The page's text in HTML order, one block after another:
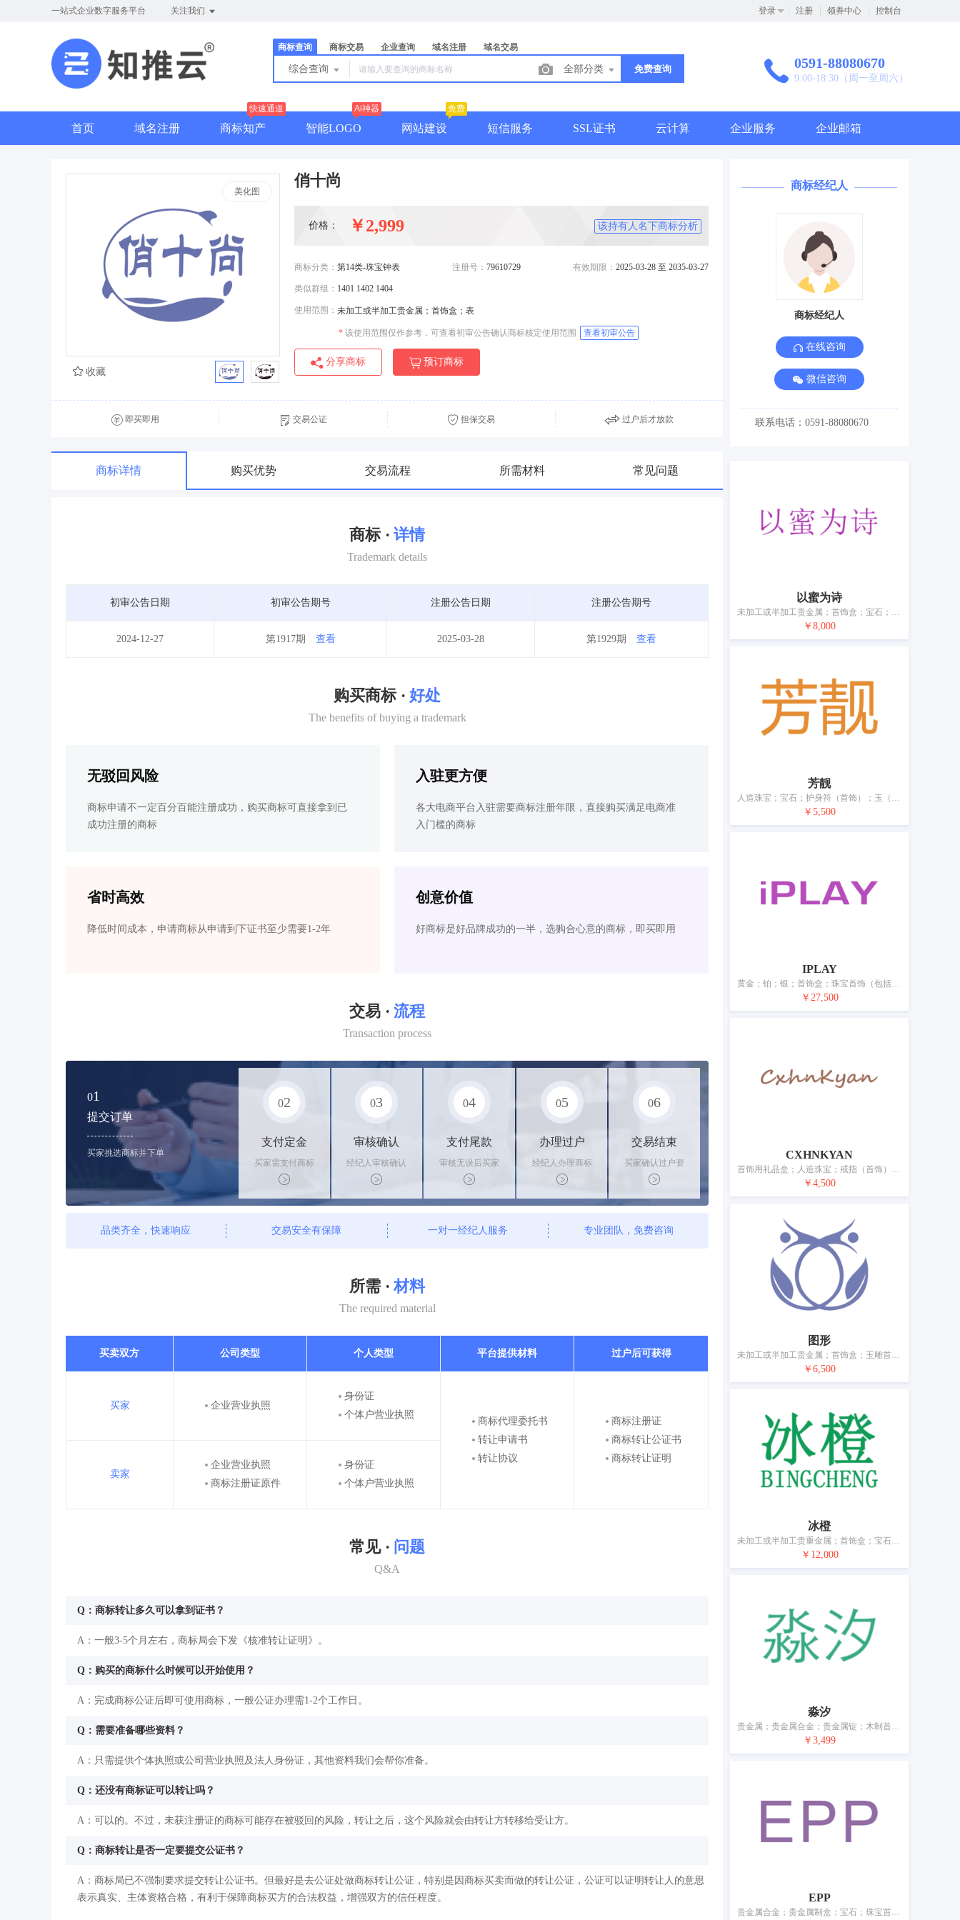
一站式企业数字服务平台 关注我们 登录 注册 领券中心 控制台
商标查询 商标交易 企业查询 域名注册 域名交易
综合查询 全部分类 免费查询 0591-88080670
9:00-18:30（周一至周六）
首页 域名注册 商标知产
快速通道
智能LOGO
Ai神器
网站建设
免费
短信服务 SSL证书 云计算 企业服务 企业邮箱
美化图
俏十尚
价格： ￥2,999 该持有人名下商标分析
商标分类： 第14类-珠宝钟表 注册号： 79610729 有效期限： 2025-03-28 至 2035-03-27
类似群组： 1401 1402 1404
使用范围： 未加工或半加工贵金属；首饰盒；表
* 该使用范围仅作参考，可查看初审公告确认商标核定使用范围 查看初审公告
分享商标
预订商标
收藏
即买即用 交易公证 担保交易 过户后才放款
商标详情 购买优势 交易流程 所需材料 常见问题
商标 · 详情
Trademark details
初审公告日期 初审公告期号 注册公告日期 注册公告期号
2024-12-27 第1917期 查看 2025-03-28 第1929期 查看
购买商标 · 好处
The benefits of buying a trademark
无驳回风险
商标申请不一定百分百能注册成功，购买商标可直接拿到已
成功注册的商标
入驻更方便
各大电商平台入驻需要商标注册年限，直接购买满足电商准
入门槛的商标
省时高效
降低时间成本，申请商标从申请到下证书至少需要1-2年
创意价值
好商标是好品牌成功的一半，选购合心意的商标，即买即用
交易 · 流程
Transaction process
01
提交订单
买家挑选商标并下单
02
支付定金
买家需支付商标
标价的10%的购
买订金
03
审核确认
经纪人审核确认
商标状态
04
支付尾款
审核无误后买家
支付尾款，卖家
办理相关手续
05
办理过户
经纪人办理商标
转让手续，交付
相关证书
06
交易结束
买家确认过户资
料后，平台解冻
资金支付卖家
品类齐全，快速响应 交易安全有保障 一对一经纪人服务 专业团队，免费咨询
所需 · 材料
The required material
买卖双方 公司类型 个人类型 平台提供材料 过户后可获得
买家 企业营业执照
身份证
个体户营业执照
商标代理委托书
转让申请书
转让协议
商标注册证
商标转让公证书
商标转让证明
卖家
企业营业执照
商标注册证原件
身份证
个体户营业执照
常见 · 问题
Q&A
Q：商标转让多久可以拿到证书？
A：一般3-5个月左右，商标局会下发《核准转让证明》。
Q：购买的商标什么时候可以开始使用？
A：完成商标公证后即可使用商标，一般公证办理需1-2个工作日。
Q：需要准备哪些资料？
A：只需提供个体执照或公司营业执照及法人身份证，其他资料我们会帮你准备。
Q：还没有商标证可以转让吗？
A：可以的。不过，未获注册证的商标可能存在被驳回的风险，转让之后，这个风险就会由转让方转移给受让方。
Q：商标转让是否一定要提交公证书？
A：商标局已不强制要求提交转让公证书。但最好是去公证处做商标转让公证，特别是因商标买卖而做的转让公证，公证可以证明转让人的意思
表示真实、主体资格合格，有利于保障商标买方的合法权益，增强双方的信任程度。
商标经纪人
商标经纪人
在线咨询
微信咨询
联系电话：0591-88080670
以蜜为诗
未加工或半加工贵金属；首饰盒；宝石；戒指（首饰）；手镯（首饰）；珠宝首饰；耳环；银制工艺品；项链（首饰）；手表
￥8,000
芳靓
人造珠宝；宝石；护身符（首饰）；玉（珠宝）；珠宝首饰；翡翠；胸针（首饰）；钥匙链用小饰物；首饰用小饰物；首饰配件
￥5,500
IPLAY
黄金；铂；银；首饰盒；珠宝首饰（包括仿真珠宝首饰和塑料首饰）；玉雕首饰；钻石首饰；表盒（礼品）；手表；表
￥27,500
CXHNKYAN
首饰用礼品盒；人造珠宝；戒指（首饰）；玉雕艺术品；珠宝首饰；钥匙圈（带小饰物或短链饰物的扣环）；银制工艺品；首饰配件；表；钟
￥4,500
图形
未加工或半加工贵金属；首饰盒；玉雕首饰；珠宝首饰；翡翠；银制工艺品；首饰配件；电子万年台历；表；钟
￥6,500
冰橙
未加工或半加工贵重金属；首饰盒；宝石；玛瑙；珠宝首饰；翡翠；耳环；银制工艺品；手表；电子万年台历
￥12,000
淼汐
贵金属；贵金属合金；贵金属锭；木制首饰盒；贵金属制盒；珠宝首饰；贵金属制艺术品；表；计时仪器；钟
￥3,499
EPP
贵金属合金；贵金属制盒；宝石；珠宝首饰；翡翠；角、骨、牙、介首饰及艺术品；贵金属制艺术品；银线（首饰）；表；钟